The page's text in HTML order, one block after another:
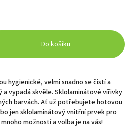
Do košíku
hygienické, velmi snadno se čistí a
a vypadá skvěle. Sklolaminátové vířivky
barvách. Ať už potřebujete hotovou
jen sklolaminátový vnitřní prvek pro
možností a volba je na vás!